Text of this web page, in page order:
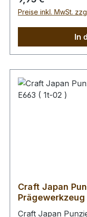
Länge: 13,5 mm
die Oberfläche
muss saugfähig
Leder gefärbt
abschliessend die
- Pflege - Finish
schmutz- und
Preise inkl. MwSt.
In
Craft Japan
Craft Japan